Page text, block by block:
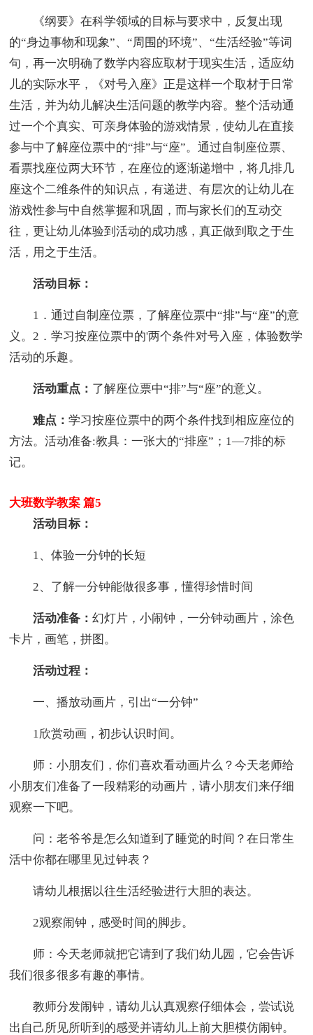
《纲要》在科学领域的目标与要求中，反复出现
的“身边事物和现象”、“周围的环境”、“生活经验”等词
句，再一次明确了数学内容应取材于现实生活，适应幼
儿的实际水平，《对号入座》正是这样一个取材于日常
生活，并为幼儿解决生活问题的教学内容。整个活动通
过一个个真实、可亲身体验的游戏情景，使幼儿在直接
参与中了解座位票中的“排”与“座”。通过自制座位票、
看票找座位两大环节，在座位的逐渐递增中，将几排几
座这个二维条件的知识点，有递进、有层次的让幼儿在
游戏性参与中自然掌握和巩固，而与家长们的互动交
往，更让幼儿体验到活动的成功感，真正做到取之于生
活，用之于生活。
活动目标：
1．通过自制座位票，了解座位票中“排”与“座”的意
义。2．学习按座位票中的'两个条件对号入座，体验数学
活动的乐趣。
活动重点： 了解座位票中“排”与“座”的意义。
难点：学习按座位票中的两个条件找到相应座位的
方法。活动准备:教具：一张大的“排座”；1—7排的标
记。
大班数学教案 篇5
活动目标：
1、体验一分钟的长短
2、了解一分钟能做很多事，懂得珍惜时间
活动准备：幻灯片，小闹钟，一分钟动画片，涂色
卡片，画笔，拼图。
活动过程：
一、播放动画片，引出“一分钟”
1欣赏动画，初步认识时间。
师：小朋友们，你们喜欢看动画片么？今天老师给
小朋友们准备了一段精彩的动画片，请小朋友们来仔细
观察一下吧。
问：老爷爷是怎么知道到了睡觉的时间？在日常生
活中你都在哪里见过钟表？
请幼儿根据以往生活经验进行大胆的表达。
2观察闹钟，感受时间的脚步。
师：今天老师就把它请到了我们幼儿园，它会告诉
我们很多很多有趣的事情。
教师分发闹钟，请幼儿认真观察仔细体会，尝试说
出自己所见所听到的感受并请幼儿上前大胆模仿闹钟。